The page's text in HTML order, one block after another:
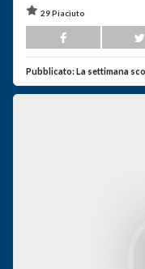
29 Piaciuto
Pubblicato:La settimana